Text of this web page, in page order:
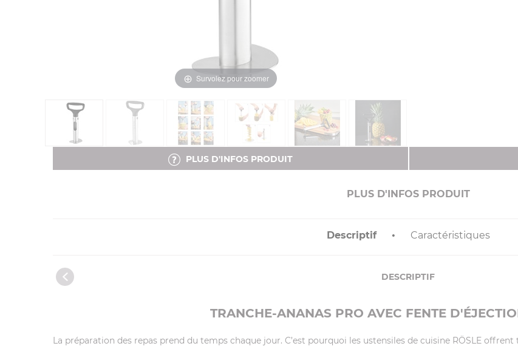
Survolez pour zoomer
PLUS D'INFOS PRODUIT
PLUS D'INFOS PRODUIT
Descriptif Caractéristiques
DESCRIPTIF
TRANCHE-ANANAS PRO AVEC FENTE
La préparation des repas prend du temps chaque jour. C’est pourquoi les ustensiles de cuisine RÖSLE offrent